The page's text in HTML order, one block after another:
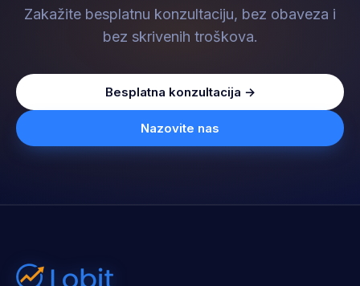
Zakažite besplatnu konzultaciju, bez obaveza i
bez skrivenih troškova.
Besplatna konzultacija →
Nazovite nas